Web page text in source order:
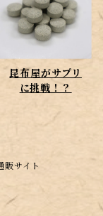
昆布屋がサプリ
に挑戦！？
サイト